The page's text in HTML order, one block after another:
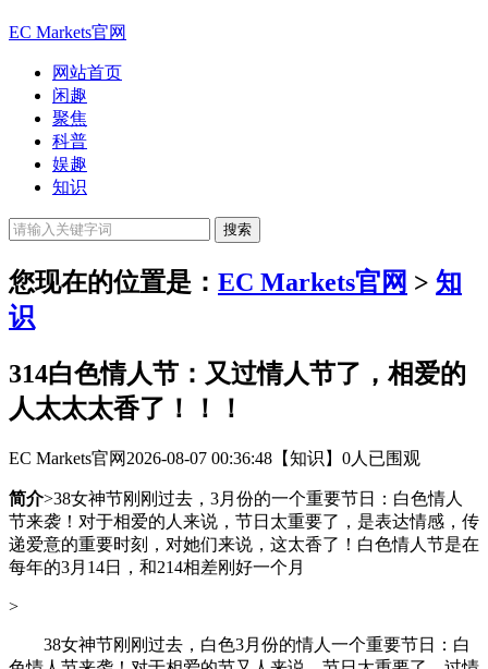
EC Markets官网
网站首页
闲趣
聚焦
科普
娱趣
知识
您现在的位置是： EC Markets官网 > 知
识
314白色情人节：又过情人节了，相爱的
人太太太香了！！！
EC Markets官网 2026-08-07 00:36:48 【知识】 0人已围观
简介>38女神节刚刚过去，3月份的一个重要节日：白色情人
节来袭！对于相爱的人来说，节日太重要了，是表达情感，传
递爱意的重要时刻，对她们来说，这太香了！白色情人节是在
每年的3月14日，和214相差刚好一个月
>
38女神节刚刚过去，白色3月份的情人一个重要节日：白